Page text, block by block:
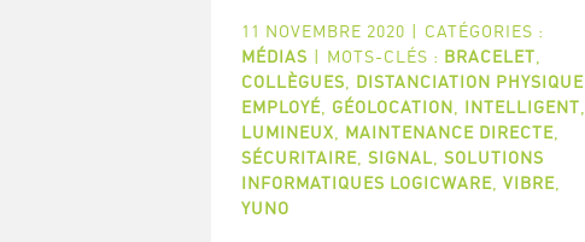
11 NOVEMBRE 2020 | CATÉGORIES :
MÉDIAS | MOTS-CLÉS : BRACELET
COLLÈGUES
DISTANCIATION PHYSIQUE,
EMPLOYÉ, GÉOLOCATION INTELLIGENT
LUMINEUX
MAINTENANCE DIRECTE,
SÉCURITAIRE, SIGNAL SOLUTIONS
INFORMATIQUES LOGICWARE, VIBRE,
YUNO